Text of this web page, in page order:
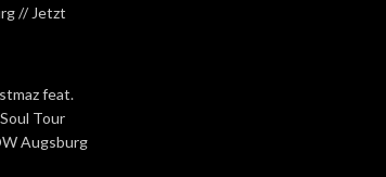
// Jetzt
feat.
Tour
Augsburg